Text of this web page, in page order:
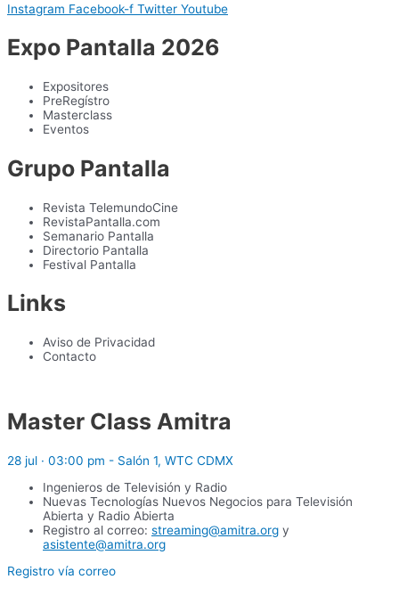
Instagram Facebook-f Twitter Youtube
Expo Pantalla 2026
Expositores
PreRegístro
Masterclass
Eventos
Grupo Pantalla
Revista TelemundoCine
RevistaPantalla.com
Semanario Pantalla
Directorio Pantalla
Festival Pantalla
Links
Aviso de Privacidad
Contacto
Master Class Amitra
28 jul · 03:00 pm - Salón 1, WTC CDMX
Ingenieros de Televisión y Radio
Nuevas Tecnologías Nuevos Negocios para Televisión
Abierta y Radio Abierta
Registro al correo: streaming@amitra.org y
asistente@amitra.org
Registro vía correo